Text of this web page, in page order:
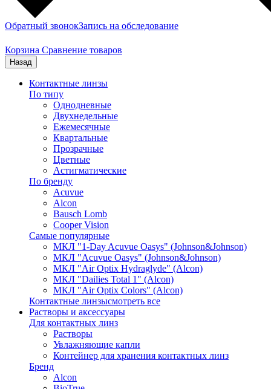
Обратный звонокЗапись на обследование
Корзина Сравнение товаров
Назад
Контактные линзы
По типу
Однодневные
Двухнедельные
Ежемесячные
Квартальные
Прозрачные
Цветные
Астигматические
По бренду
Acuvue
Alcon
Bausch Lomb
Cooper Vision
Самые популярные
МКЛ "1-Day Acuvue Oasys" (Johnson&Johnson)
МКЛ "Acuvue Oasys" (Johnson&Johnson)
МКЛ "Air Optix Hydraglyde" (Alcon)
МКЛ "Dailies Total 1" (Alcon)
МКЛ "Air Optix Colors" (Alcon)
Контактные линзысмотреть все
Растворы и аксессуары
Для контактных линз
Растворы
Увлажняющие капли
Контейнер для хранения контактных линз
Бренд
Alcon